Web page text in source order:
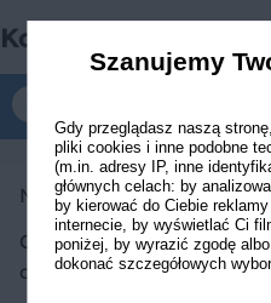
Komentarze
Nastassia Mamaieva
Ciekawy przepis, szybkie i
dla zabieganych 🙂
Szanujemy
Gdy przeglądasz naszą
pliki cookies i inne podobne
(m.in. adresy IP, inne
głównych celach: by
by kierować do Ciebie
internecie, by wyświetlać Ci
poniżej, by wyrazić zgodę
dokonać szczegółowych